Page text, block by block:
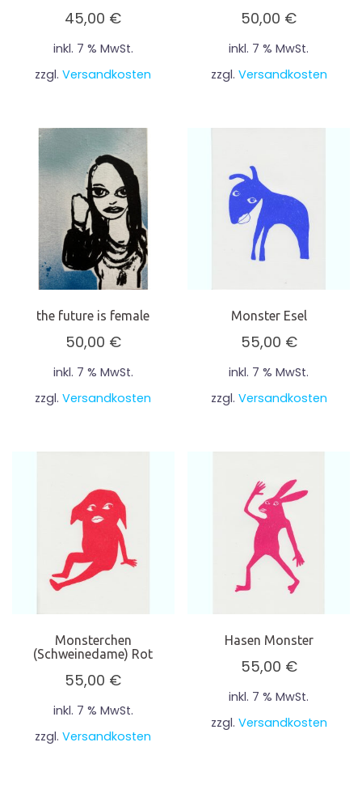
45,00 €
inkl. 7 % MwSt.
zzgl.Versandkosten
50,00 €
inkl. 7 % MwSt.
zzgl. Versandkosten
the future is female
50,00 €
inkl. 7 % MwSt.
zzgl.Versandkosten
Monster Esel
55,00 €
inkl. 7 % MwSt.
zzgl. Versandkosten
Monsterchen
(Schweinedame) Rot
55,00 €
inkl. 7 % MwSt.
zzgl.Versandkosten
Hasen Monster
55,00 €
inkl. 7 % MwSt.
zzgl. Versandkosten